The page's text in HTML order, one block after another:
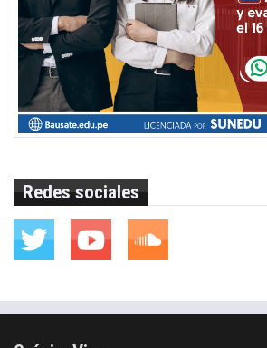
Redes sociales